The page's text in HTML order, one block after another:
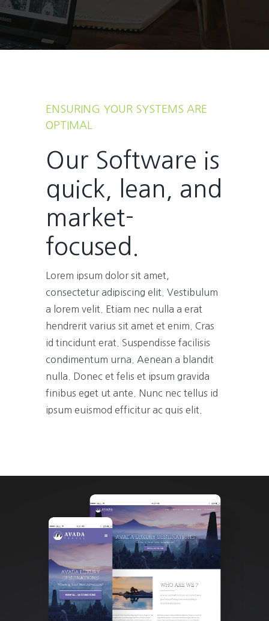
ENSURING YOUR SYSTEMS ARE
OPTIMAL
Our Software is
quick, lean, and
market-
focused.
Lorem ipsum dolor sit amet,
consectetur adipiscing elit. Vestibulum
a lorem velit. Etiam nec nulla a erat
hendrerit varius sit amet et enim. Cras
id tincidunt erat. Suspendisse facilisis
condimentum urna. Aenean a blandit
nulla. Donec et felis et ipsum gravida
finibus eget ut ante. Nunc nec tellus id
ipsum euismod efficitur ac quis elit.